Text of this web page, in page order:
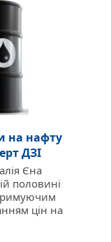
на нафту
ДЗІ
Єна
половині
цін на